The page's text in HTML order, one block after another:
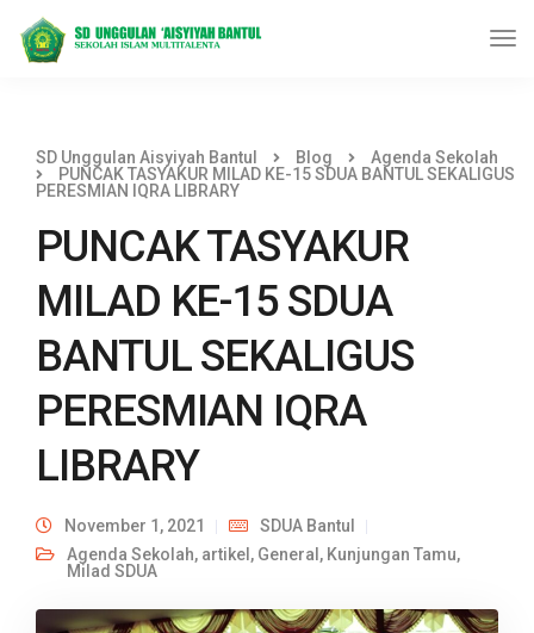
SD Unggulan Aisyiyah Bantul Blog
Agenda Sekolah
PUNCAK TASYAKUR MILAD KE-15 SDUA BANTUL SEKALIGUS
PERESMIAN IQRA LIBRARY
PUNCAK TASYAKUR
MILAD KE-15 SDUA
BANTUL SEKALIGUS
PERESMIAN IQRA
LIBRARY
November 1, 2021
SDUA Bantul
Agenda Sekolah, artikel , General , Kunjungan Tamu,
Milad SDUA